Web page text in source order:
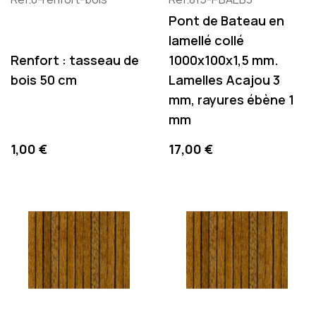
Renfort : tasseau de
bois 50 cm
Precio
1,00 €
Pont de Bateau en
lamellé collé
1000x100x1,5 mm.
Lamelles Acajou 3
mm, rayures ébène 1
mm
Precio
17,00 €